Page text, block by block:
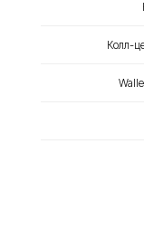
Колл-